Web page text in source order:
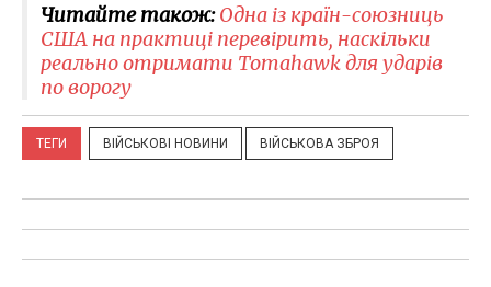
Читайте також:Одна із країн-союзниць
США на практиці перевірить, наскільки
реально отримати Tomahawk для ударів
по ворогу
ТЕГИ ВІЙСЬКОВІ НОВИНИ ВІЙСЬКОВА ЗБРОЯ